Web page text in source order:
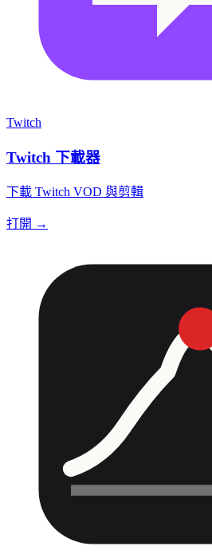
Twitch
Twitch 下載器
下載 Twitch VOD 與剪輯
打開 →